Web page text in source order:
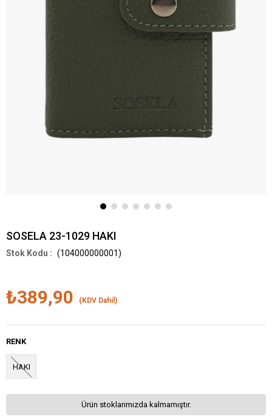
SOSELA 23-1029 HAKI
(104000000001)
₺389,90 (KDV Dahil)
RENK
HAKI
Ürün stoklarımızda kalmamıştır.